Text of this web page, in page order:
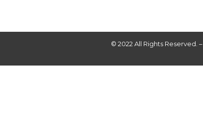
© 2022 All Rights Reserved. –